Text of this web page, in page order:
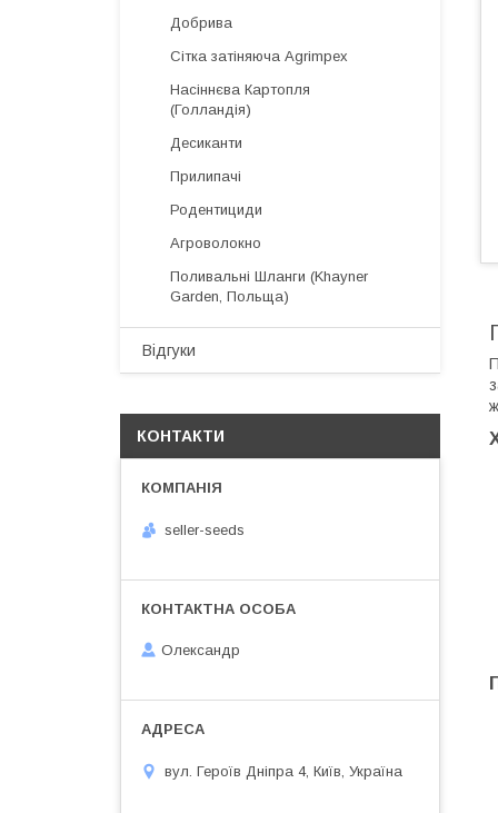
Добрива
Сітка затіняюча Agrimpex
Насіннєва Картопля
(Голландія)
Десиканти
Прилипачі
Родентициди
Агроволокно
Поливальні Шланги (Khayner
Garden, Польща)
Відгуки
КОНТАКТИ
seller-seeds
Олександр
вул. Героїв Дніпра 4, Київ, Україна